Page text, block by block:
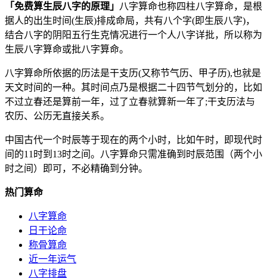
「免费算生辰八字的原理」
八字算命也称四柱八字算命，是根
据人的出生时间(生辰)排成命局，共有八个字(即生辰八字)，
结合八字的阴阳五行生克情况进行一个人八字详批，所以称为
生辰八字算命或批八字算命。
八字算命所依据的历法是干支历(又称节气历、甲子历),也就是
天文时间的一种。其时间点乃是根据二十四节气划分的，比如
不过立春还是算前一年，过了立春就算新一年了;干支历法与
农历、公历无直接关系。
中国古代一个时辰等于现在的两个小时，比如午时，即现代时
间的11时到13时之间。八字算命只需准确到时辰范围（两个小
时之间）即可，不必精确到分钟。
热门算命
八字算命
日干论命
称骨算命
近一年运气
八字排盘